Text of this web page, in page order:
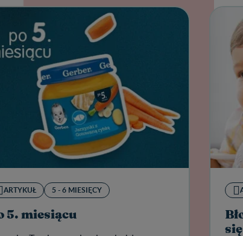
ARTYKUŁ 5 - 6 MIESIĘCY
5. miesiącu